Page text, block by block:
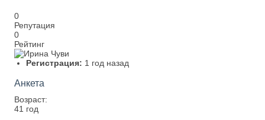
0
Репутация
0
Рейтинг
Регистрация: 1 год назад
Анкета
Возраст:
41 год